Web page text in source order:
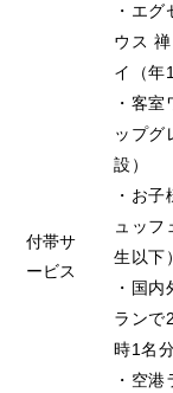
付帯サ
ービス
エグ
ウス
イ（年
客室
ップグ
設）
お子
ュッフ
生以下）
国内
ランで
時1名
空港